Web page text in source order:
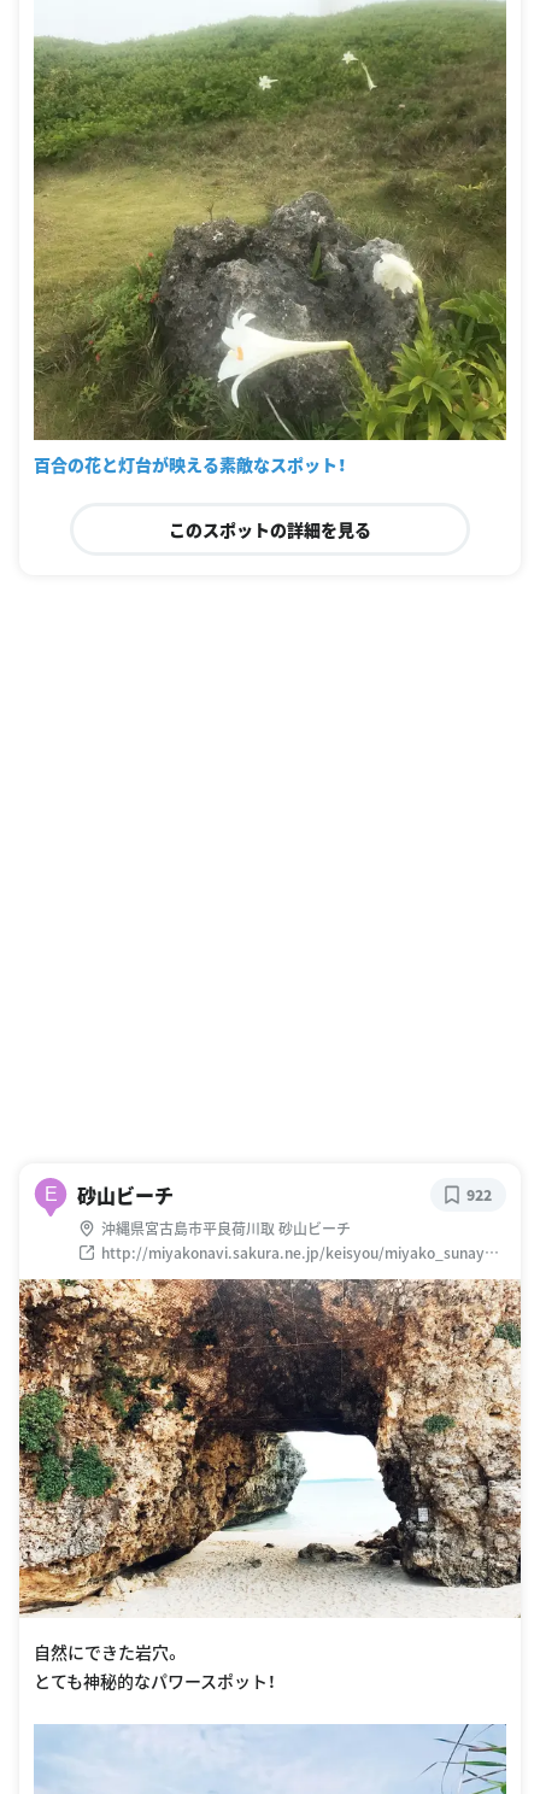
百合の花と灯台が映える素敵なスポット！
このスポットの詳細を見る
E 砂山ビーチ
沖縄県宮古島市平良荷川取 砂山ビーチ
http://miyakonavi.sakura.ne.jp/keisyou/miyako_sunayam
a.html
922
自然にできた岩穴。
とても神秘的なパワースポット！